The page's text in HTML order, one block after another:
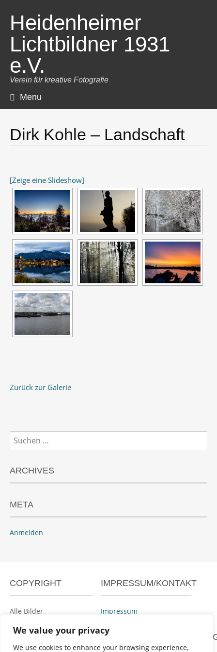
We value your privacy
We use cookies to enhance your browsing experience,
Heidenheimer
Lichtbildner 1931
e.V.
Verein für kreative Fotografie
Menu
content
Dirk Kohle – Landschaft
[Zeige eine Slideshow]
Zurück zur Galerie
Suchen
nach:
ARCHIVES
META
Anmelden
COPYRIGHT
Alle Bilder
geschützt.
IMPRESSUM/KONTAKT
Impressum